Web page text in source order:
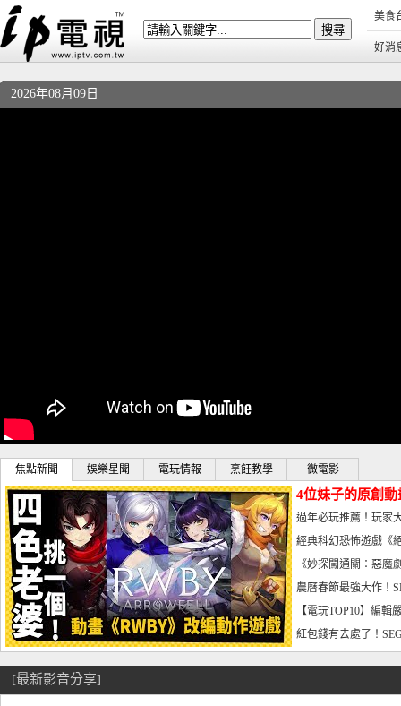
美食
好消
2026年08月09日
焦點新聞 娛樂星聞 電玩情報 烹飪教學 微電影
4位妹子的原創
曝光_電玩宅速配
過年必玩推薦！玩家
宅速配20230126
經典科幻恐怖遊戲《
懼體驗-電玩宅速配
《妙探闖通關：惡
到!!-電玩宅速配
農曆春節最強大作！
電玩宅速配20230123
【電玩TOP10】編
了，封面圖直接雷你
紅包錢有去處了！
宅速配20230119
[最新影音分享]